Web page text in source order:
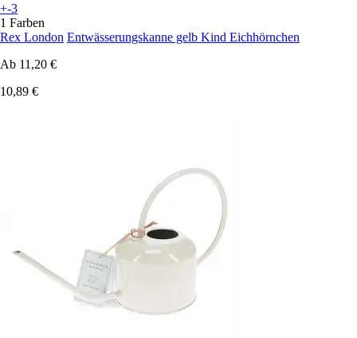
+-3
1 Farben
Rex London Entwässerungskanne gelb Kind Eichhörnchen
Ab 11,20 €
10,89 €